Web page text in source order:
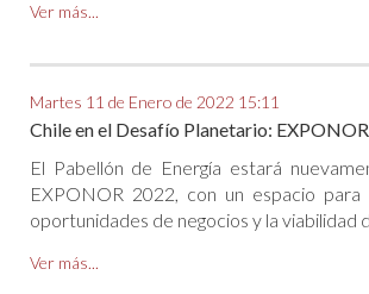
Ver más...
Martes 11 de Enero de 2022 15:11
Chile en el Desafío Planetario:
El Pabellón de Energía estará
EXPONOR 2022, con un espacio
oportunidades de negocios y la viabilidad
Ver más...